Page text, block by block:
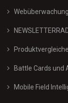
Battle Cards und
Mobile Field